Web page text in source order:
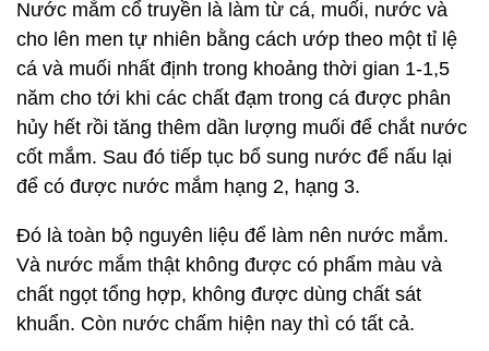
Nước mắm cổ truyền là làm từ cá, muối, nước và
cho lên men tự nhiên bằng cách ướp theo một tỉ lệ
cá và muối nhất định trong khoảng thời gian 1-1,5
năm cho tới khi các chất đạm trong cá được phân
hủy hết rồi tăng thêm dần lượng muối để chắt nước
cốt mắm. Sau đó tiếp tục bổ sung nước để nấu lại
để có được nước mắm hạng 2, hạng 3.
Đó là toàn bộ nguyên liệu để làm nên nước mắm.
Và nước mắm thật không được có phẩm màu và
chất ngọt tổng hợp, không được dùng chất sát
khuẩn. Còn nước chấm hiện nay thì có tất cả.